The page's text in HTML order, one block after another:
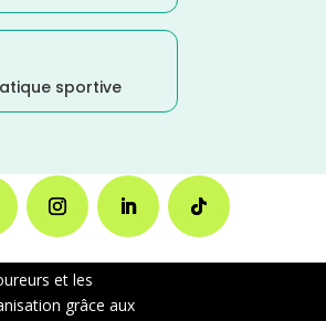
sportive
et les
grâce aux